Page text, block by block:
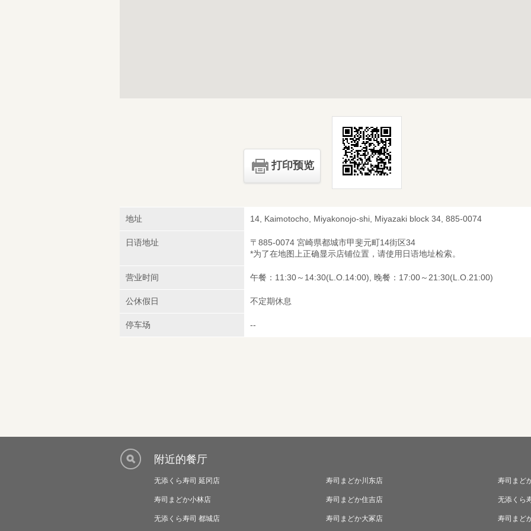
打印预览
地址 14, Kaimotocho, Miyakonojo-shi, Miyazaki block 34, 885-0074
日语地址
〒885-0074 宮崎県都城市甲斐元町14街区34
*为了在地图上正确显示店铺位置，请使用日语地址检索。
营业时间 午餐：11:30～14:30(L.O.14:00), 晚餐：17:00～21:30(L.O.21:00)
公休假日 不定期休息
停车场 --
附近的餐厅
无添くら寿司 延冈店 寿司まどか川东店 寿司まど
寿司まどか小林店 寿司まどか住吉店 无添くら
无添くら寿司 都城店 寿司まどか大冢店 寿司まど